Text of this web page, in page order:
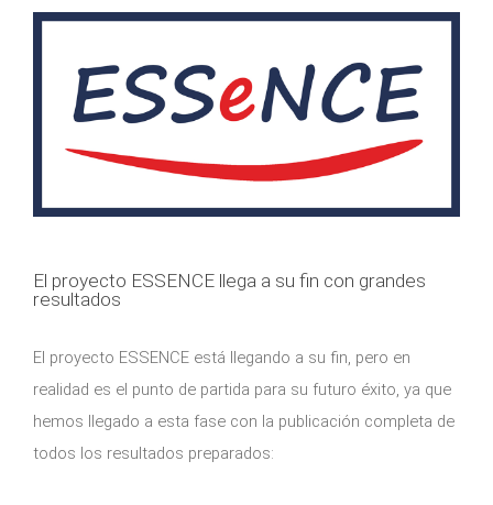
El proyecto ESSENCE llega a su fin con grandes
resultados
El proyecto ESSENCE está llegando a su fin, pero en
realidad es el punto de partida para su futuro éxito, ya que
hemos llegado a esta fase con la publicación completa de
todos los resultados preparados: